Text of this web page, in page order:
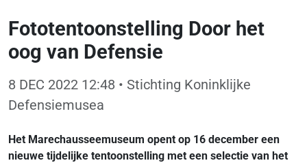
Fototentoonstelling Door het
oog van Defensie
8 DEC 2022 12:48 • Stichting Koninklijke
Defensiemusea
Het Marechausseemuseum opent op 16 december een
nieuwe tijdelijke tentoonstelling met een selectie van het